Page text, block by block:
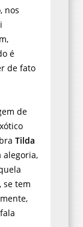
nos
é
de fato
de
Tilda
alegoria,
se tem